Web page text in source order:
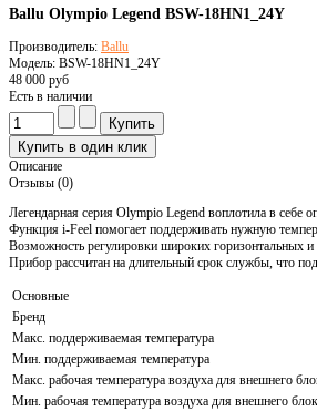
Ballu Olympio Legend BSW-18HN1_24Y
Производитель: Ballu
Модель: BSW-18HN1_24Y
48 000 руб
Есть в наличии
Описание
Отзывы (0)
Легендарная серия Olympio Legend воплотила в
Функция i-Feel помогает поддерживать нужную
Возможность регулировки широких горизонтальных
Прибор рассчитан на длительный срок службы, что
Основные
Бренд
Макс. поддерживаемая температура
Мин. поддерживаемая температура
Макс. рабочая температура воздуха для внешнего
Мин. рабочая температура воздуха для внешнего